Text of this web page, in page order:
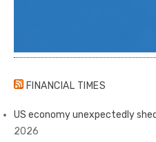
FINANCIAL TIMES
US economy unexpectedly
2026